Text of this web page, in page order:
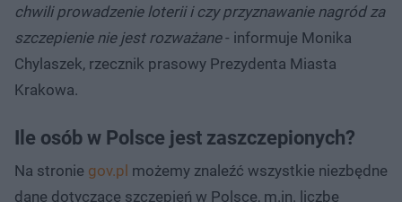
chwili prowadzenie loterii i czy przyznawanie nagród za
szczepienie nie jest rozważane- informuje Monika
Chylaszek, rzecznik prasowy Prezydenta Miasta
Krakowa.
Ile osób w Polsce jest zaszczepionych?
Na stronie gov.pl możemy znaleźć wszystkie niezbędne
dane dotyczące szczepień w Polsce, m.in. liczbę